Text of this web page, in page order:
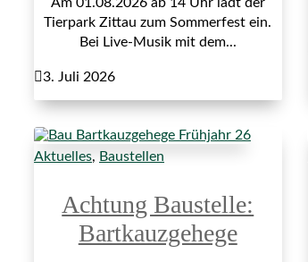
Tierpark Zittau zum Sommerfest ein.
Bei Live-Musik mit dem...
3. Juli 2026
Aktuelles, Baustellen
Achtung Baustelle:
Bartkauzgehege